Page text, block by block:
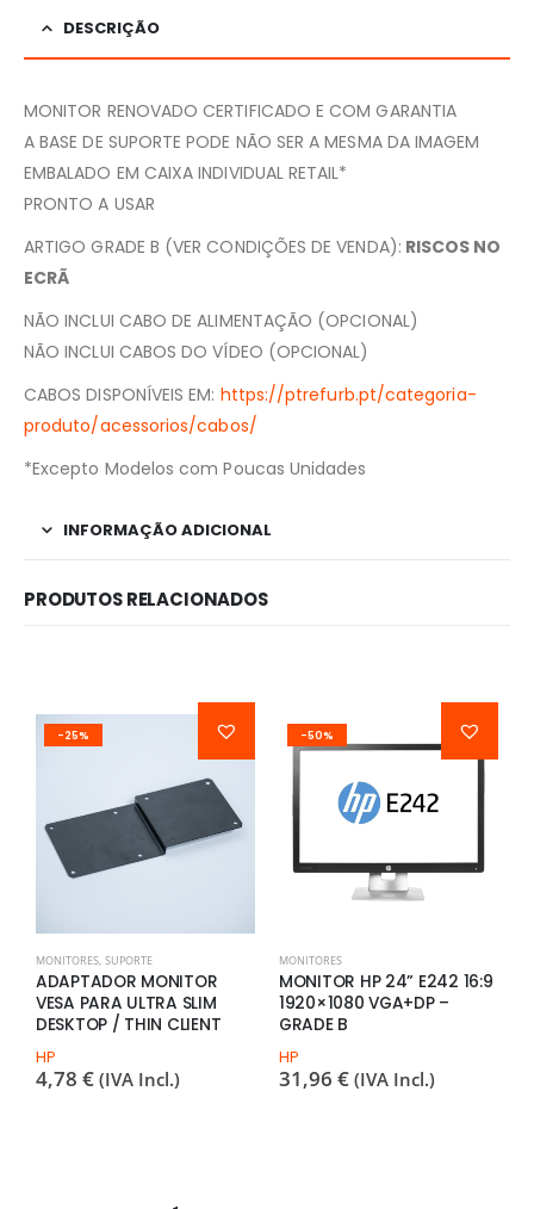
DESCRIÇÃO
MONITOR RENOVADO CERTIFICADO E COM GARANTIA
A BASE DE SUPORTE PODE NÃO SER A MESMA DA IMAGEM
EMBALADO EM CAIXA INDIVIDUAL RETAIL*
PRONTO A USAR
ARTIGO GRADE B (VER CONDIÇÕES DE VENDA): RISCOS NO
ECRÃ
NÃO INCLUI CABO DE ALIMENTAÇÃO (OPCIONAL)
NÃO INCLUI CABOS DO VÍDEO (OPCIONAL)
CABOS DISPONÍVEIS EM: https://ptrefurb.pt/categoria-
produto/acessorios/cabos/
*Excepto Modelos com Poucas Unidades
INFORMAÇÃO ADICIONAL
PRODUTOS RELACIONADOS
-25%
MONITORES, SUPORTE
ADAPTADOR MONITOR
VESA PARA ULTRA SLIM
DESKTOP / THIN CLIENT
HP
4,78 € (IVA Incl.)
-50%
MONITORES
MONITOR HP 24” E242 16:9
1920×1080 VGA+DP –
GRADE B
HP
31,96 € (IVA Incl.)